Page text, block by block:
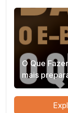
O Que
mais